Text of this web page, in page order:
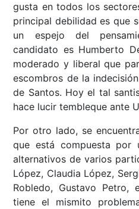
gusta en todos los
principal debilidad es que
un espejo del
candidato es Humberto
moderado y liberal que
escombros de la
de Santos. Hoy el tal
hace lucir tembleque ante
Por otro lado, se
que está compuesta por
alternativos de varios
López, Claudia López,
Robledo, Gustavo Petro,
tiene el mismito